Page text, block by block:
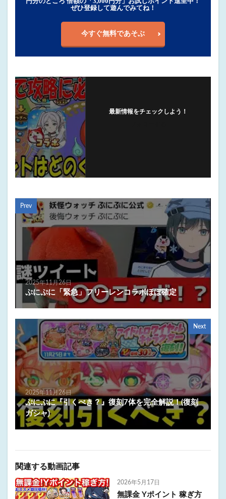
ぜひ登録して遊んでみてね！
今すぐ無料であそぶ
最新情報をチェックしよう！
Prev
2025年11月26日
ぷにぷに「緊急」フリーレンコラボほぼ確定
Next
2025年11月26日
ぷにぷに『引くべき？』復刻7体を完全解説！(復刻
ガシャ)
関連する動画記事
2026年5月17日
無課金 Yポイント 稼ぎ方